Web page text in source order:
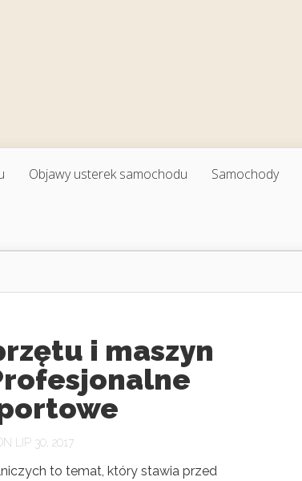
Objawy usterek samochodu Samochody
i maszyn
LIP 30, 2017
to temat, który stawia przed